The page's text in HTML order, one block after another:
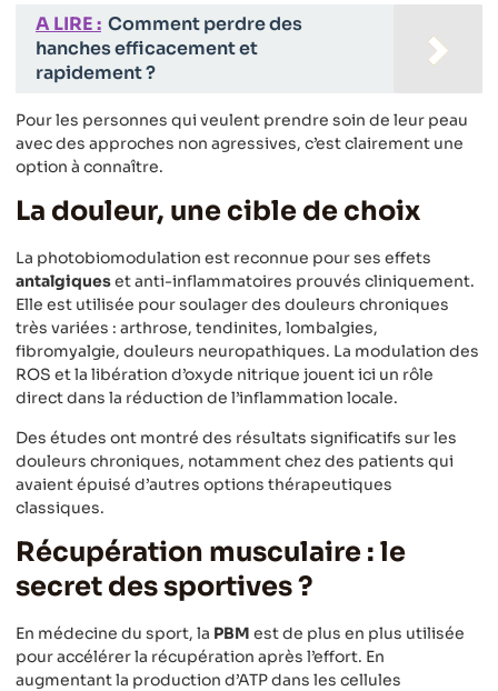
A LIRE : Comment perdre des
hanches efficacement et
rapidement ?
Pour les personnes qui veulent prendre soin de leur peau
avec des approches non agressives, c’est clairement une
option à connaître.
La douleur, une cible de choix
La photobiomodulation est reconnue pour ses effets
antalgiqueset anti-inflammatoires prouvés cliniquement.
Elle est utilisée pour soulager des douleurs chroniques
très variées : arthrose, tendinites, lombalgies,
fibromyalgie, douleurs neuropathiques. La modulation des
ROS et la libération d’oxyde nitrique jouent ici un rôle
direct dans la réduction de l’inflammation locale.
Des études ont montré des résultats significatifs sur les
douleurs chroniques, notamment chez des patients qui
avaient épuisé d’autres options thérapeutiques
classiques.
Récupération musculaire : le
secret des sportives ?
En médecine du sport, la PBM est de plus en plus utilisée
pour accélérer la récupération après l’effort. En
augmentant la production d’ATP dans les cellules